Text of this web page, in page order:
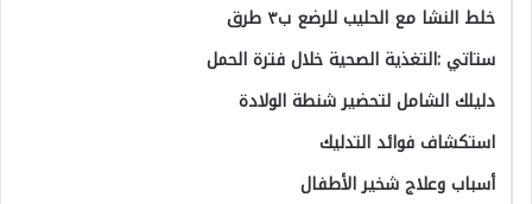
خلط النشا مع الحليب للرضع ب٣ طرق
ستاتي :التغذية الصحية خلال فترة الحمل
دليلك الشامل لتحضير شنطة الولادة
استكشاف فوائد التدليك
أسباب وعلاج شخير الأطفال